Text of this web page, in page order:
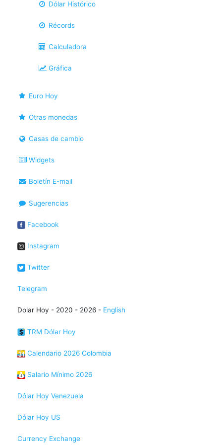
Dólar Histórico
Récords
Calculadora
Gráfica
Euro Hoy
Otras monedas
Casas de cambio
Widgets
Boletín E-mail
Sugerencias
Facebook
Instagram
Twitter
Telegram
Dolar Hoy - 2020 - 2026 - English
TRM Dólar Hoy
Calendario 2026 Colombia
Salario Mínimo 2026
Dólar Hoy Venezuela
Dólar Hoy US
Currency Exchange